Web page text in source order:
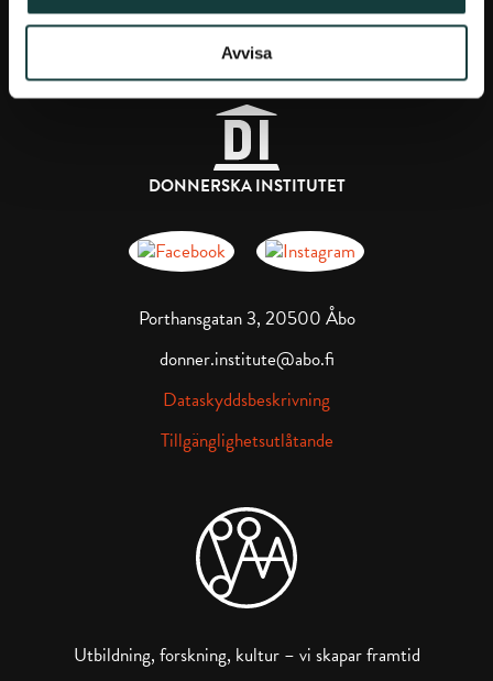
Avvisa
DONNERSKA INSTITUTET
Donnerska institutet på Facebook
Donnerska institutet på
Porthansgatan 3, 20500 Åbo
donner.institute@abo.fi
Dataskyddsbeskrivning
Tillgänglighetsutlåtande
Utbildning, forskning, kultur – vi skapar framtid